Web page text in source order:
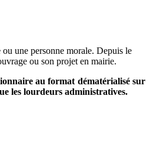
une personne morale. Depuis le
ou son projet en mairie.
au format dématérialisé sur
les lourdeurs administratives.